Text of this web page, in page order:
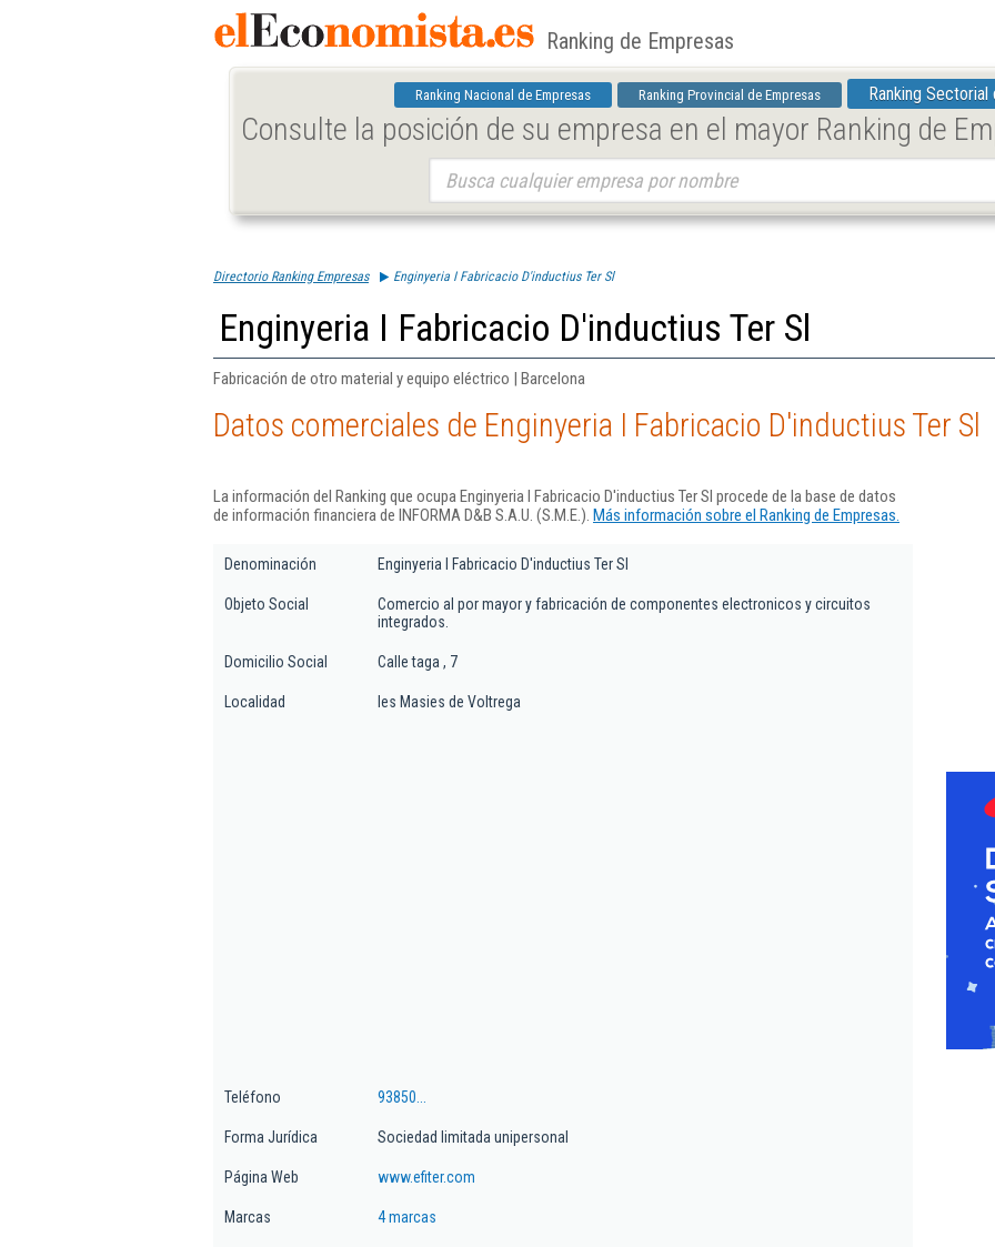
Ranking de Empresas
Ranking Nacional de Empresas Ranking Provincial de Empresas Ranking Sectorial
Consulte la posición de su empresa en el mayor Ranking de
Directorio Ranking Empresas Enginyeria I Fabricacio D'inductius Ter Sl
Enginyeria I Fabricacio D'inductius Ter Sl
Fabricación de otro material y equipo eléctrico | Barcelona
Datos comerciales de Enginyeria I Fabricacio D'inductius Ter Sl
La información del Ranking que ocupa Enginyeria I Fabricacio D'inductius Ter Sl procede de la base de datos
de información financiera de INFORMA D&B S.A.U. (S.M.E.). Más información sobre el Ranking de Empresas.
Denominación Enginyeria I Fabricacio D'inductius Ter Sl
Objeto Social
Comercio al por mayor y fabricación de componentes electronicos y circuitos
integrados.
Domicilio Social Calle taga , 7
Localidad les Masies de Voltrega
Teléfono 93850...
Forma Jurídica Sociedad limitada unipersonal
Página Web www.efiter.com
Marcas 4 marcas